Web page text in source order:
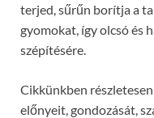
terjed, sűrűn borítja a
gyomokat, így olcsó és
szépítésére.
Cikkünkben
előnyeit, gondozását,